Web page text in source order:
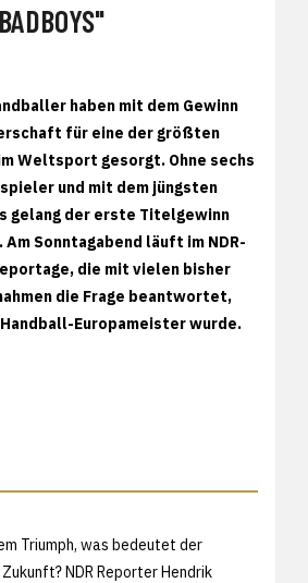
haben mit dem Gewinn
für eine der größten
Weltsport gesorgt. Ohne sechs
und mit dem jüngsten
gelang der erste Titelgewinn
Am Sonntagabend läuft im NDR-
die mit vielen bisher
die Frage beantwortet,
Europameister wurde.
Triumph, was bedeutet der
NDR Reporter Hendrik